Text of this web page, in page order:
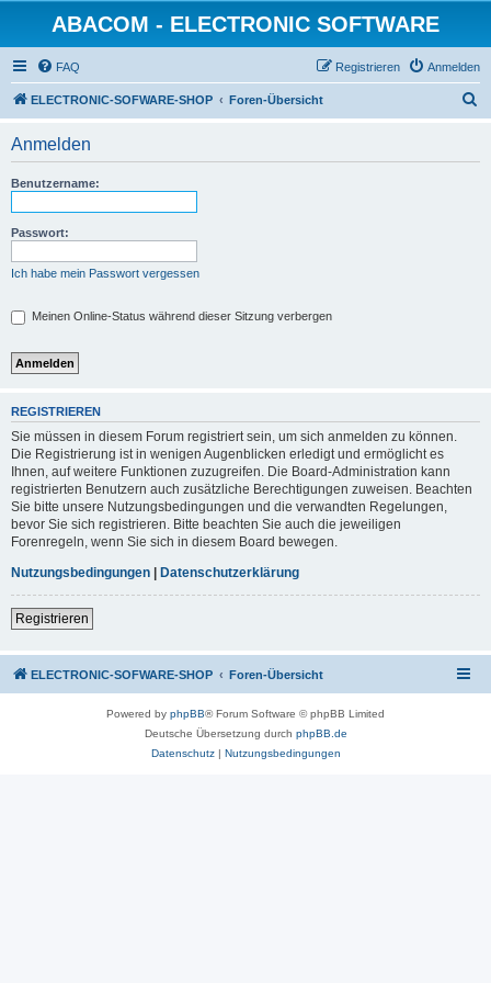
ABACOM - ELECTRONIC SOFTWARE
FAQ Anmelden
Registrieren
ELECTRONIC-SOFWARE-SHOP Foren-Übersicht
Anmelden
Benutzername:
Passwort:
Ich habe mein Passwort vergessen
Meinen Online-Status während dieser Sitzung verbergen
REGISTRIEREN
Sie müssen in diesem Forum registriert sein, um sich anmelden zu können.
Die Registrierung ist in wenigen Augenblicken erledigt und ermöglicht es
Ihnen, auf weitere Funktionen zuzugreifen. Die Board-Administration kann
registrierten Benutzern auch zusätzliche Berechtigungen zuweisen. Beachten
Sie bitte unsere Nutzungsbedingungen und die verwandten Regelungen,
bevor Sie sich registrieren. Bitte beachten Sie auch die jeweiligen
Forenregeln, wenn Sie sich in diesem Board bewegen.
Nutzungsbedingungen
Datenschutzerklärung
Registrieren
ELECTRONIC-SOFWARE-SHOP Foren-Übersicht
Powered by phpBB® Forum Software © phpBB Limited
Deutsche Übersetzung durch phpBB.de
Datenschutz| Nutzungsbedingungen